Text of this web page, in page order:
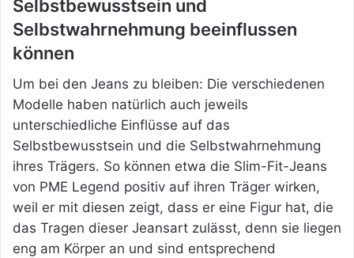
Selbstbewusstsein und
Selbstwahrnehmung beeinflussen
können
Um bei den Jeans zu bleiben: Die verschiedenen
Modelle haben natürlich auch jeweils
unterschiedliche Einflüsse auf das
Selbstbewusstsein und die Selbstwahrnehmung
ihres Trägers. So können etwa die Slim-Fit-Jeans
von PME Legend positiv auf ihren Träger wirken,
weil er mit diesen zeigt, dass er eine Figur hat, die
das Tragen dieser Jeansart zulässt, denn sie liegen
eng am Körper an und sind entsprechend